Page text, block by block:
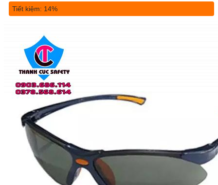
Tiết kiệm: 14%